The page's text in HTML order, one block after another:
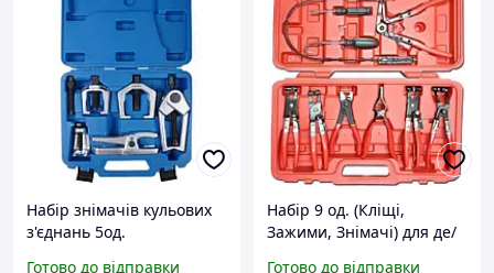
Набір знімачів кульових
з'єднань 5од.
Готово до відправки
Набір 9 од. (Кліщі,
Зажими, Знімачі) для де/
Готово до відправки